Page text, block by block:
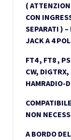
(
CON
SEPARATI )
JACK A 4
FT4 , FT8 ,
CW,
HAMRADIO-
NON
A BORDO